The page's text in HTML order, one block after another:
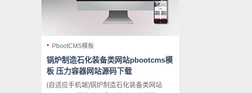
PbootCMS模板
锅炉制造石化装备类网站pbootcms模
板 压力容器网站源码下载
(自适应手机端)锅炉制造石化装备类网站